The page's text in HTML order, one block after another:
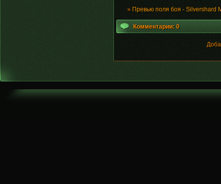
» Превью поля боя - Silvershard
Комментарии: 0